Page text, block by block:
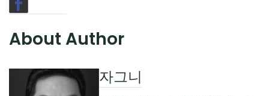
About Author
자그니